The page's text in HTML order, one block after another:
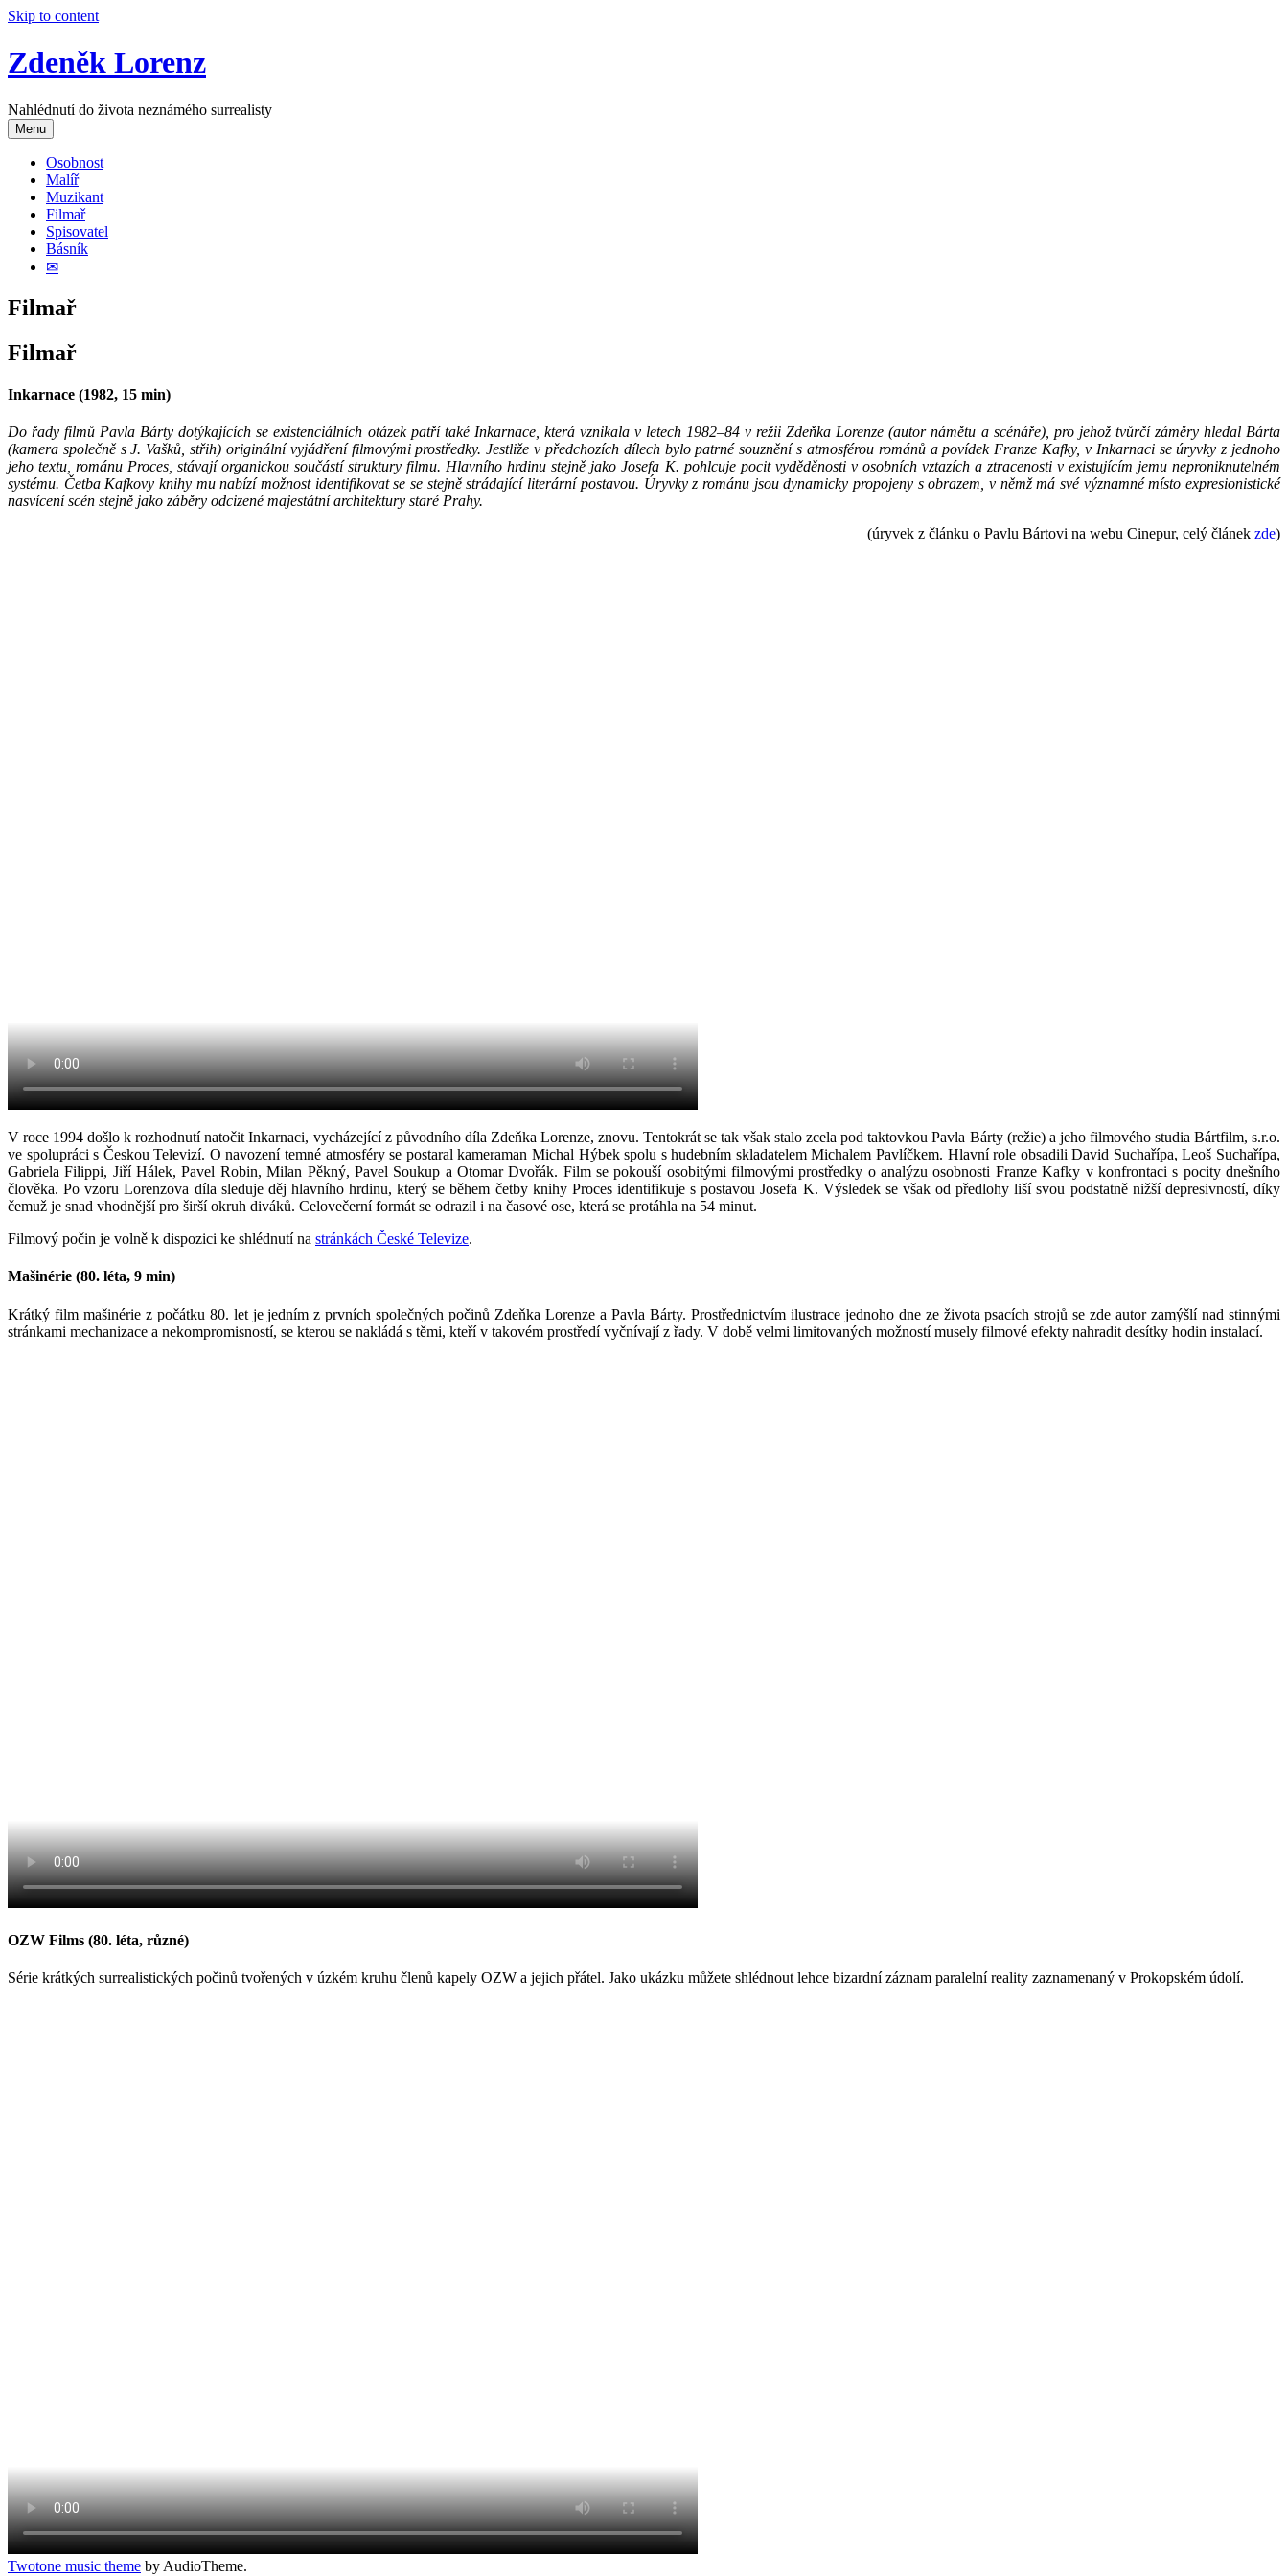
Skip to content
Zdeněk Lorenz
Nahlédnutí do života neznámého surrealisty
Menu
Osobnost
Malíř
Muzikant
Filmař
Spisovatel
Básník
✉
Filmař
Filmař
Inkarnace (1982, 15 min)
Do řady filmů Pavla Bárty dotýkajících se existenciálních otázek patří také Inkarnace, která vznikala v letech 1982–84 v režii Zdeňka Lorenze (autor námětu a scénáře), pro jehož tvůrčí záměry hledal Bárta
(kamera společně s J. Vašků, střih) originální vyjádření filmovými prostředky. Jestliže v předchozích dílech bylo patrné souznění s atmosférou románů a povídek Franze Kafky, v Inkarnaci se úryvky z jednoho
jeho textu, románu Proces, stávají organickou součástí struktury filmu. Hlavního hrdinu stejně jako Josefa K. pohlcuje pocit vyděděnosti v osobních vztazích a ztracenosti v existujícím jemu neproniknutelném
systému. Četba Kafkovy knihy mu nabízí možnost identifikovat se se stejně strádající literární postavou. Úryvky z románu jsou dynamicky propojeny s obrazem, v němž má své významné místo expresionistické
nasvícení scén stejně jako záběry odcizené majestátní architektury staré Prahy.
(úryvek z článku o Pavlu Bártovi na webu Cinepur, celý článek zde)
V roce 1994 došlo k rozhodnutí natočit Inkarnaci, vycházející z původního díla Zdeňka Lorenze, znovu. Tentokrát se tak však stalo zcela pod taktovkou Pavla Bárty (režie) a jeho filmového studia Bártfilm, s.r.o.
ve spolupráci s Českou Televizí. O navození temné atmosféry se postaral kameraman Michal Hýbek spolu s hudebním skladatelem Michalem Pavlíčkem. Hlavní role obsadili David Suchařípa, Leoš Suchařípa,
Gabriela Filippi, Jiří Hálek, Pavel Robin, Milan Pěkný, Pavel Soukup a Otomar Dvořák. Film se pokouší osobitými filmovými prostředky o analýzu osobnosti Franze Kafky v konfrontaci s pocity dnešního
člověka. Po vzoru Lorenzova díla sleduje děj hlavního hrdinu, který se během četby knihy Proces identifikuje s postavou Josefa K. Výsledek se však od předlohy liší svou podstatně nižší depresivností, díky
čemuž je snad vhodnější pro širší okruh diváků. Celovečerní formát se odrazil i na časové ose, která se protáhla na 54 minut.
Filmový počin je volně k dispozici ke shlédnutí na stránkách České Televize.
Mašinérie (80. léta, 9 min)
Krátký film mašinérie z počátku 80. let je jedním z prvních společných počinů Zdeňka Lorenze a Pavla Bárty. Prostřednictvím ilustrace jednoho dne ze života psacích strojů se zde autor zamýšlí nad stinnými
stránkami mechanizace a nekompromisností, se kterou se nakládá s těmi, kteří v takovém prostředí vyčnívají z řady. V době velmi limitovaných možností musely filmové efekty nahradit desítky hodin instalací.
OZW Films (80. léta, různé)
Série krátkých surrealistických počinů tvořených v úzkém kruhu členů kapely OZW a jejich přátel. Jako ukázku můžete shlédnout lehce bizardní záznam paralelní reality zaznamenaný v Prokopském údolí.
Twotone music theme by AudioTheme.